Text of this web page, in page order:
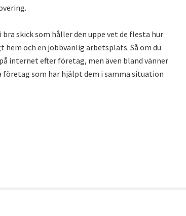
skick som håller den uppe vet de flesta hur
och en jobbvänlig arbetsplats. Så om du
internet efter företag, men även bland vänner
företag som har hjälpt dem i samma situation